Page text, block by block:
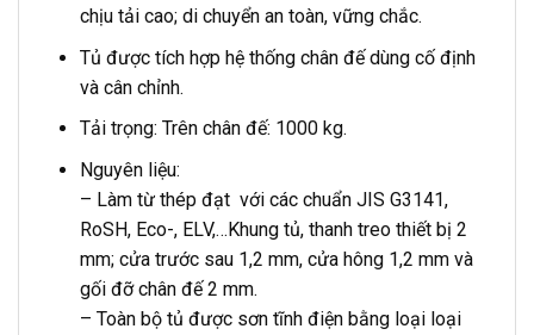
chịu tải cao; di chuyển an toàn, vững chắc.
Tủ được tích hợp hệ thống chân đế dùng cố định
và cân chỉnh.
Tải trọng: Trên chân đế: 1000 kg.
Nguyên liệu:
– Làm từ thép đạt với các chuẩn JIS G3141,
RoSH, Eco-, ELV,…Khung tủ, thanh treo thiết bị 2
mm; cửa trước sau 1,2 mm, cửa hông 1,2 mm và
gối đỡ chân đế 2 mm.
– Toàn bộ tủ được sơn tĩnh điện bằng loại loại